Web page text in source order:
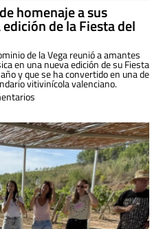
homenaje a sus
de la Fiesta del
de la Vega reunió a amantes
en una nueva edición de su Fiesta
y que se ha convertido en una de
vitivinícola valenciano.